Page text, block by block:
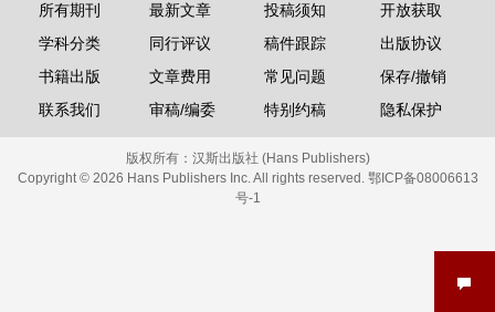
所有期刊
学科分类
书籍出版
联系我们
最新文章
同行评议
文章费用
审稿/编委
投稿须知
稿件跟踪
常见问题
特别约稿
开放获取
出版协议
保存/撤销
隐私保护
版权所有： 汉斯出版社 (Hans Publishers)
Copyright © 2026 Hans Publishers Inc. All rights reserved. 鄂ICP备08006613
号-1